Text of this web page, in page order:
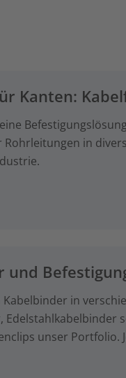
Kanten:
Rohrleitungen in
und
in
Edelstahlkabelbinder
unser Portfolio.